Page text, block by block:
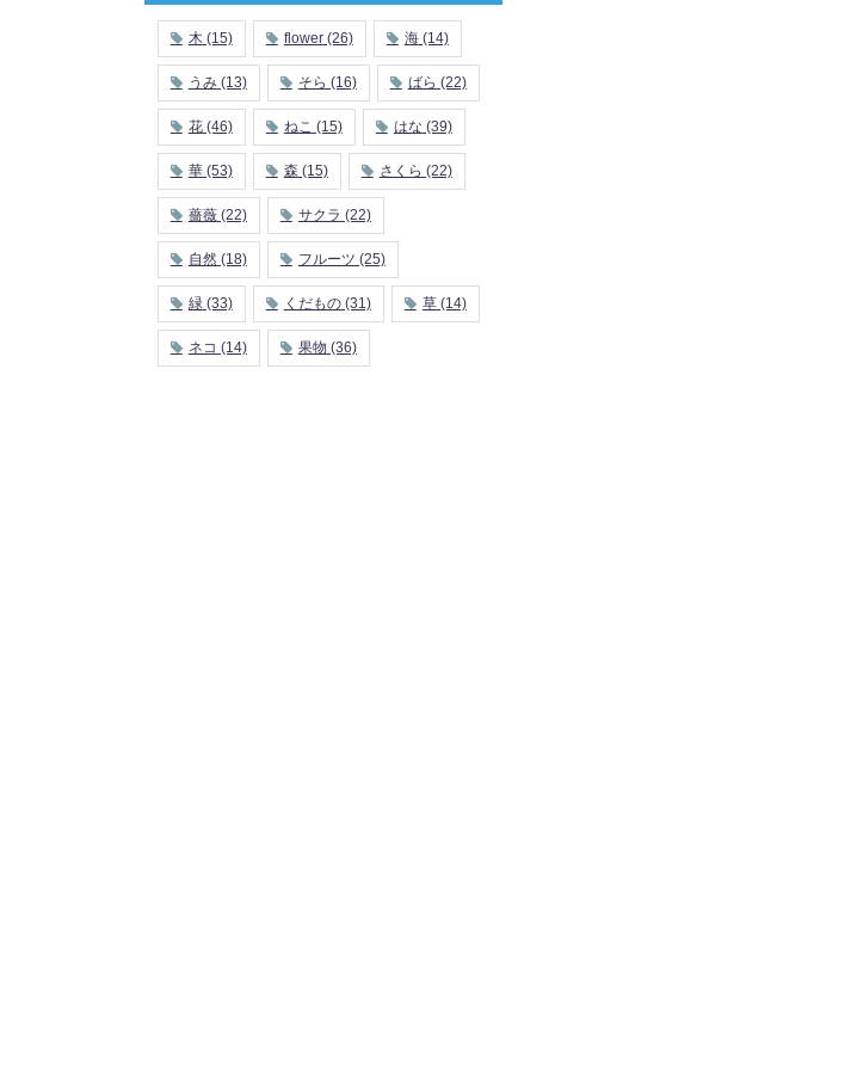
木 (15) flower(26) 海(14)
うみ(13) そら (16) ばら (22)
花(46) ねこ (15) はな (39)
華(53) 森 (15) さくら (22)
薔薇(22) サクラ (22)
自然(18) フルーツ (25)
緑(33) くだもの(31) 草(14)
ネコ (14) 果物 (36)